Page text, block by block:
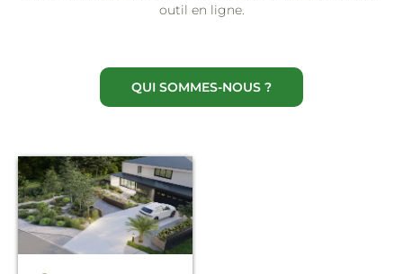
outil en ligne.
QUI SOMMES-NOUS ?